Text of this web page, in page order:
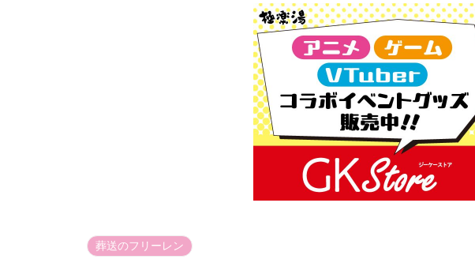
葬送のフリーレン